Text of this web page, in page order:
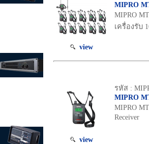
view
MIPRO
MIPRO
เครื่องรับ
view
รหัส :
MIPRO
MIPRO
Receiver